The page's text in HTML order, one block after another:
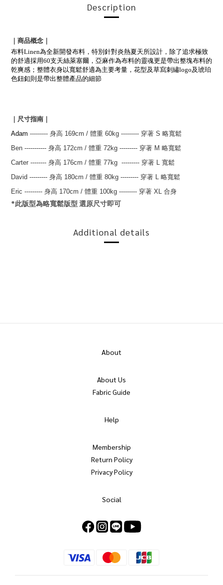
Description
｜商品概念｜
布料Linen為全新開發布料，特別針對炎熱夏天所設計，除了追求極致
的舒適採用60支天絲萊塞爾，亞麻作為布料的靈魂更是帶出整塊布料的
乾爽感；整體衣身以寬鬆舒適為主要考量，花型及草寫刺繡logo及琥珀
色鈕釦則是帶出整體產品的細節
｜尺寸指南｜
Adam --------- 身高 169cm / 體重 60kg --------- 穿著 S 略寬鬆
Ben ----------- 身高 172cm / 體重 72kg --------- 穿著 M 略寬鬆
Carter -------- 身高 176cm / 體重 77kg --------- 穿著 L 寬鬆
David --------- 身高 180cm / 體重 80kg --------- 穿著 L 略寬鬆
Eric --------- 身高 170cm / 體重 100kg --------- 穿著 XL 合身
*此版型為略寬鬆版型 選原尺寸即可
Additional details
About
About Us
Fabric Guide
Help
Membership
Return Policy
Privacy Policy
Social